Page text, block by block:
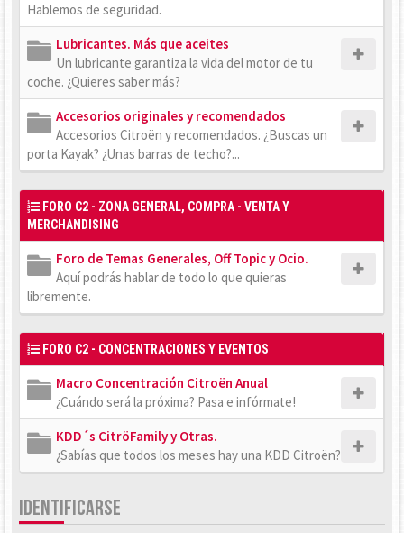
Hablemos de seguridad.
Lubricantes. Más que aceites
Un lubricante garantiza la vida del motor de tu
coche. ¿Quieres saber más?
Accesorios originales y recomendados
Accesorios Citroën y recomendados. ¿Buscas un
porta Kayak? ¿Unas barras de techo?...
FORO C2 - ZONA GENERAL, COMPRA - VENTA Y
MERCHANDISING
Foro de Temas Generales, Off Topic y Ocio.
Aquí podrás hablar de todo lo que quieras
libremente.
FORO C2 - CONCENTRACIONES Y EVENTOS
Macro Concentración Citroën Anual
¿Cuándo será la próxima? Pasa e infórmate!
KDD´s CitröFamily y Otras.
¿Sabías que todos los meses hay una KDD Citroën?
IDENTIFICARSE